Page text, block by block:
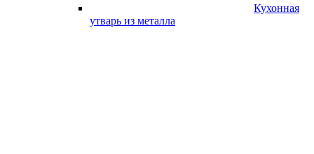
Кухонная
утварь из металла